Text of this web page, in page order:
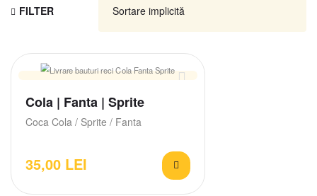
FILTER
Cola | Fanta | Sprite
Coca Cola / Sprite / Fanta
35,00 LEI